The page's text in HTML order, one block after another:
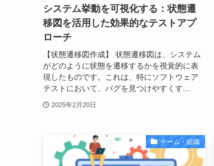
システム挙動を可視化する：状態遷
移図を活用した効果的なテストアプ
ローチ
【状態遷移図作成】 状態遷移図は、システム
がどのように状態を遷移するかを視覚的に表
現したものです。これは、特にソフトウェア
テストにおいて、バグを見つけやすくす...
2025年2月20日
チーム・組織